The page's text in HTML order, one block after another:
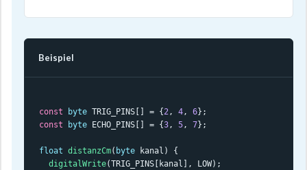
Beispiel
const byte TRIG_PINS[] = { 2, 4, 6
const
byte ECHO_PINS[] = {3, 5, 7};
float distanzCm( byte kanal) {
digitalWrite(TRIG_PINS[kanal], LOW);